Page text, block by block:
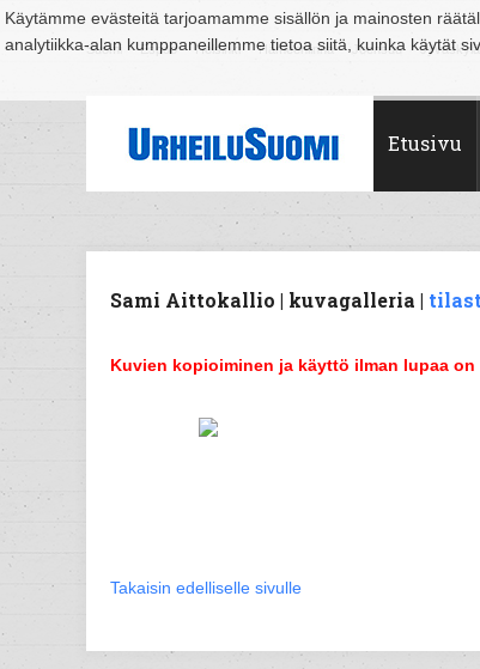
Käytämme evästeitä tarjoamamme sisällön ja mainosten
analytiikka-alan kumppaneillemme tietoa siitä, kuinka käytät
Suomi Espoo Helsinki Hämeenlinna Joensuu Jyväskylä
Etusivu
Sami Aittokallio | kuvagalleria |
Kuvien kopioiminen ja käyttö ilman lupaa on
Takaisin edelliselle sivulle